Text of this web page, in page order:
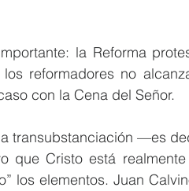
la Reforma
reformadores no
con la Cena del Señor.
transubstanciación —es
que Cristo está
los elementos. Juan